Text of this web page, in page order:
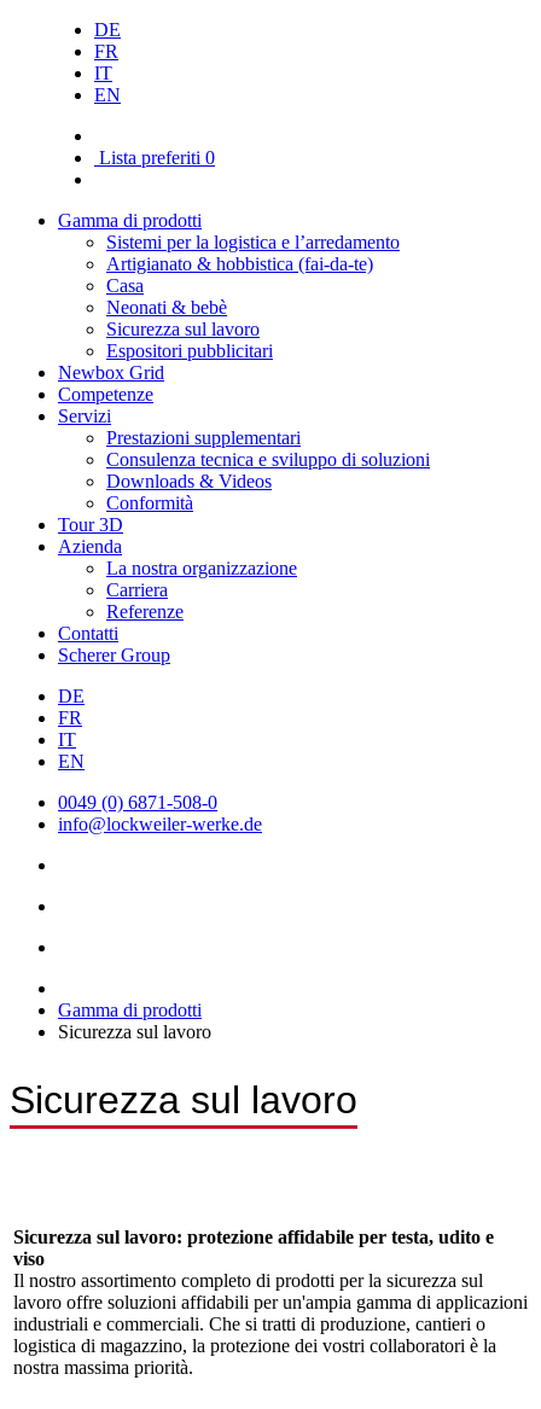
DE
FR
IT
EN
Lista preferiti 0
Gamma di prodotti
Sistemi per la logistica e l’arredamento
Artigianato & hobbistica (fai-da-te)
Casa
Neonati & bebè
Sicurezza sul lavoro
Espositori pubblicitari
Newbox Grid
Competenze
Servizi
Prestazioni supplementari
Consulenza tecnica e sviluppo di soluzioni
Downloads & Videos
Conformità
Tour 3D
Azienda
La nostra organizzazione
Carriera
Referenze
Contatti
Scherer Group
DE
FR
IT
EN
0049 (0) 6871-508-0
info@lockweiler-werke.de
Gamma di prodotti
Sicurezza sul lavoro
Sicurezza sul lavoro
Sicurezza sul lavoro: protezione affidabile per testa, udito e
viso
Il nostro assortimento completo di prodotti per la sicurezza sul
lavoro offre soluzioni affidabili per un'ampia gamma di applicazioni
industriali e commerciali. Che si tratti di produzione, cantieri o
logistica di magazzino, la protezione dei vostri collaboratori è la
nostra massima priorità.